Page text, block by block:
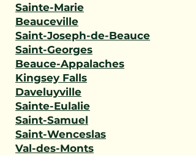
Sainte-Marie
Beauceville
Saint-Joseph-de-Beauce
Saint-Georges
Beauce-Appalaches
Kingsey Falls
Daveluyville
Sainte-Eulalie
Saint-Samuel
Saint-Wenceslas
Val-des-Monts